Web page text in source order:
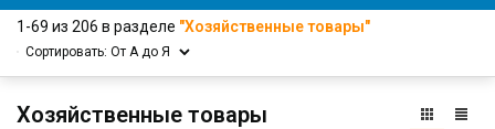
1-69 из 206 в разделе "Хозяйственные товары"
Сортировать: От А до Я
Хозяйственные товары